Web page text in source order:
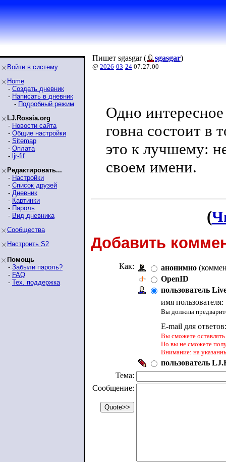
Войти в систему
Home
- Создать дневник
- Написать в дневник
- Подробный режим
LJ.Rossia.org
- Новости сайта
- Общие настройки
- Sitemap
- Оплата
- ljr-fif
Редактировать...
- Настройки
- Список друзей
- Дневник
- Картинки
- Пароль
- Вид дневника
Сообщества
Настроить S2
Помощь
- Забыли пароль?
- FAQ
- Тех. поддержка
Пишет sgasgar ( sgasgar)
@ 2026-03-24 07:27:00
Одно интересное
говна состоит в
это к лучшему:
своем имени.
(
Добавить
Как: анонимно
OpenID
пользователь
имя пользователя:
Вы должны
E-mail для
Вы сможете
Но вы не сможете
Внимание: на
пользователь
Тема:
Сообщение: